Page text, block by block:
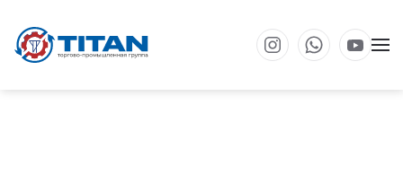
Перейти к основному содержанию